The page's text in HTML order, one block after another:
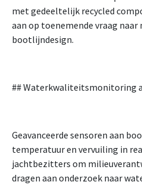
met gedeeltelijk recycled
aan op toenemende vraag
bootlijndesign.
## Waterkwaliteitsmonitoring
Geavanceerde sensoren aan
temperatuur en vervuiling in
jachtbezitters om
dragen aan onderzoek naar